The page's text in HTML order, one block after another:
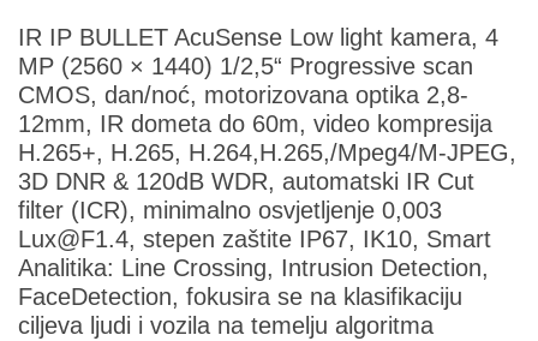
IR IP BULLET AcuSense Low light kamera, 4
MP (2560 × 1440) 1/2,5“ Progressive scan
CMOS, dan/noć, motorizovana optika 2,8-
12mm, IR dometa do 60m, video kompresija
H.265+, H.265, H.264,H.265,/Mpeg4/M-JPEG,
3D DNR & 120dB WDR, automatski IR Cut
filter (ICR), minimalno osvjetljenje 0,003
Lux@F1.4, stepen zaštite IP67, IK10, Smart
Analitika: Line Crossing, Intrusion Detection,
FaceDetection, fokusira se na klasifikaciju
ciljeva ljudi i vozila na temelju algoritma